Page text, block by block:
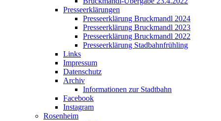
Presseerklärungen
Presseerklärung Bruckmandl 2024
Presseerklärung Bruckmandl 2023
Presseerklärung Bruckmandl 2022
Presseerklärung Stadbahnfrühling
Links
Impressum
Datenschutz
Archiv
Informationen zur Stadtbahn
Facebook
Instagram
Rosenheim